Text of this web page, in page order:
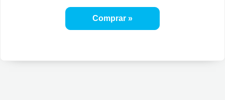
Comprar